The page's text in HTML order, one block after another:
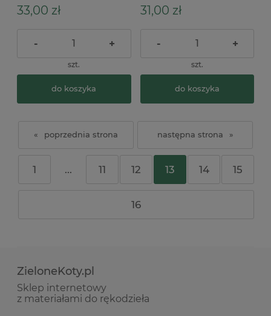
33,00 zł
- +
szt.
do koszyka
31,00 zł
- +
szt.
do koszyka
«
1 ... 11 12 13 14 15
16
»
ZieloneKoty.pl
Sklep internetowy
z materiałami do rękodzieła